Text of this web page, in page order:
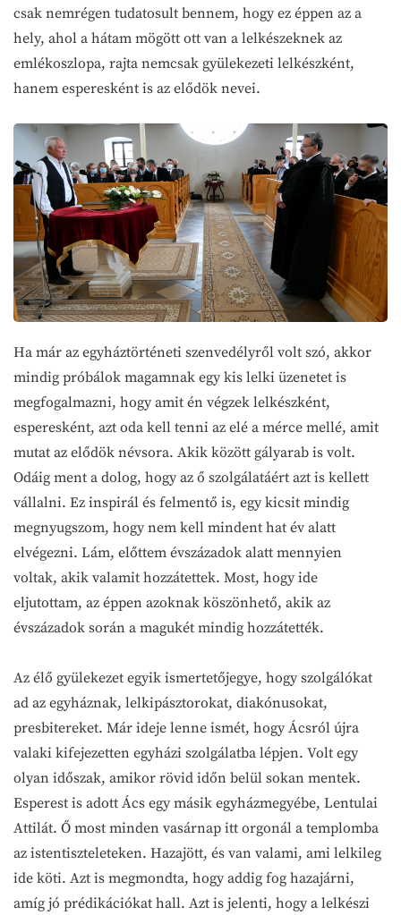
csak nemrégen tudatosult bennem, hogy ez éppen az a
hely, ahol a hátam mögött ott van a lelkészeknek az
emlékoszlopa, rajta nemcsak gyülekezeti lelkészként,
hanem esperesként is az elődök nevei.
Ha már az egyháztörténeti szenvedélyről volt szó, akkor
mindig próbálok magamnak egy kis lelki üzenetet is
megfogalmazni, hogy amit én végzek lelkészként,
esperesként, azt oda kell tenni az elé a mérce mellé, amit
mutat az elődök névsora. Akik között gályarab is volt.
Odáig ment a dolog, hogy az ő szolgálatáért azt is kellett
vállalni. Ez inspirál és felmentő is, egy kicsit mindig
megnyugszom, hogy nem kell mindent hat év alatt
elvégezni. Lám, előttem évszázadok alatt mennyien
voltak, akik valamit hozzátettek. Most, hogy ide
eljutottam, az éppen azoknak köszönhető, akik az
évszázadok során a magukét mindig hozzátették.
Az élő gyülekezet egyik ismertetőjegye, hogy szolgálókat
ad az egyháznak, lelkipásztorokat, diakónusokat,
presbitereket. Már ideje lenne ismét, hogy Ácsról újra
valaki kifejezetten egyházi szolgálatba lépjen. Volt egy
olyan időszak, amikor rövid időn belül sokan mentek.
Esperest is adott Ács egy másik egyházmegyébe, Lentulai
Attilát. Ő most minden vasárnap itt orgonál a templomba
az istentiszteleteken. Hazajött, és van valami, ami lelkileg
ide köti. Azt is megmondta, hogy addig fog hazajárni,
amíg jó prédikációkat hall. Azt is jelenti, hogy a lelkészi